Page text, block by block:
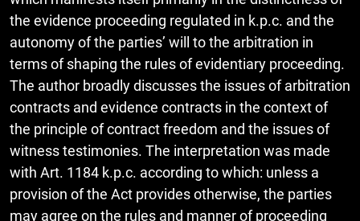
the evidence proceeding regulated in k.p.c. and the
autonomy of the parties’ will to the arbitration in
terms of shaping the rules of evidentiary proceeding.
The author broadly discusses the issues of arbitration
contracts and evidence contracts in the context of
the principle of contract freedom and the issues of
witness testimonies. The interpretation was made
with Art. 1184 k.p.c. according to which: unless a
provision of the Act provides otherwise, the parties
may agree on the rules and manner of proceeding